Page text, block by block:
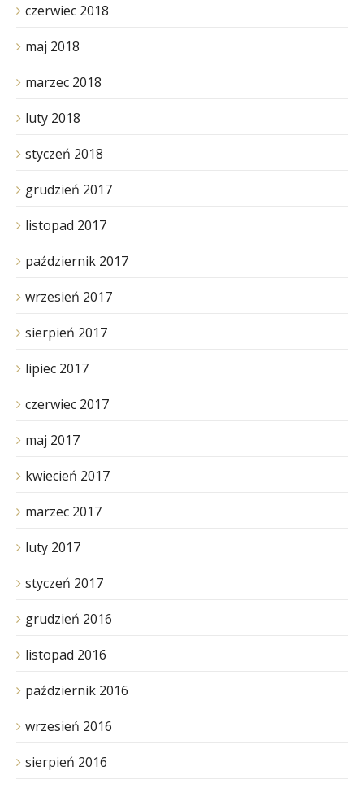
czerwiec 2018
maj 2018
marzec 2018
luty 2018
styczeń 2018
grudzień 2017
listopad 2017
październik 2017
wrzesień 2017
sierpień 2017
lipiec 2017
czerwiec 2017
maj 2017
kwiecień 2017
marzec 2017
luty 2017
styczeń 2017
grudzień 2016
listopad 2016
październik 2016
wrzesień 2016
sierpień 2016